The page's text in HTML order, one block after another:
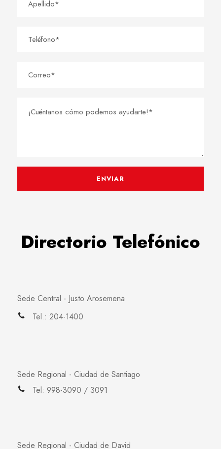
Directorio Telefónico
Sede Central - Justo Arosemena
Tel.: 204-1400
Sede Regional - Ciudad de Santiago
Tel: 998-3090 / 3091
Sede Regional - Ciudad de David